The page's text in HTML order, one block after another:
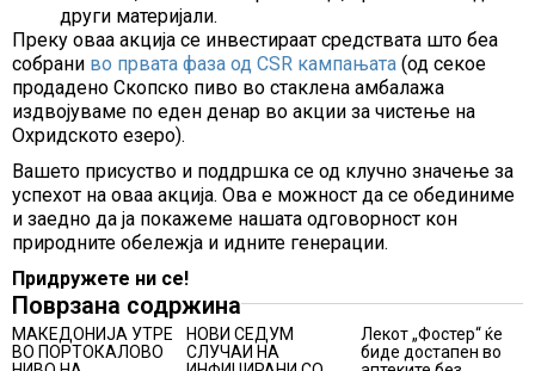
други материјали.
Преку оваа акција се инвестираат средствата што беа
собрани во првата фаза од CSR кампањата (од секое
продадено Скопско пиво во стаклена амбалажа
издвојуваме по еден денар во акции за чистење на
Охридското езеро).
Вашето присуство и поддршка се од клучно значење за
успехот на оваа акција. Ова е можност да се обединиме
и заедно да ја покажеме нашата одговорност кон
природните обележја и идните генерации.
Придружете ни се!
Поврзана содржина
МАКЕДОНИЈА УТРЕ
ВО ПОРТОКАЛОВО
НОВИ СЕДУМ
СЛУЧАИ НА
Лекот „Фостер“ ќе
биде достапен во